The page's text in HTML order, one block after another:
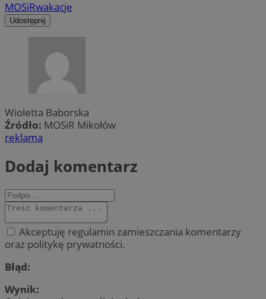
MOSiRwakacje
Udostępnij
Wioletta Baborska
Źródło: MOSiR Mikołów
reklama
Dodaj komentarz
Akceptuję regulamin zamieszczania komentarzy
oraz politykę prywatności.
Błąd:
Wynik: